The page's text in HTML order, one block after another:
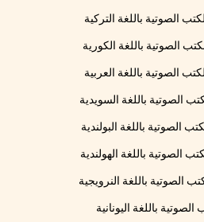
الصوتية باللغة التركية
الصوتية باللغة الكورية
الصوتية باللغة العربية
الصوتية باللغة السويدية
الصوتية باللغة البولندية
الصوتية باللغة الهولندية
الصوتية باللغة النرويجية
باللغة اليونانية